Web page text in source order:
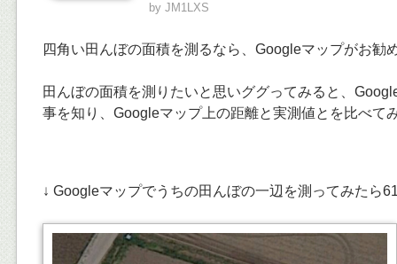
by JM1LXS
四角い田んぼの面積を測るなら、Googleマップがお勧
田んぼの面積を測りたいと思いググってみると、
事を知り、Googleマップ上の距離と実測値とを比べて
↓ Googleマップでうちの田んぼの一辺を測ってみたら